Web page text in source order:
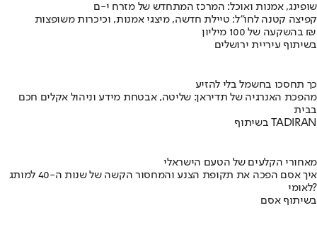
שופינג, אמנות ואוכל: המרכז המתחדש של מזרח י-ם
קפיצה קטנה לחו"ל: טיילת חדשה, מיצגי אמנות, וכיכרות משופצות
בהשקעה של 100 מיליון ₪
בשיתוף עיריית ירושלים
כך תחסכו בחשמל בלי להזיע
מהפכת האנרגיה של תדיראן: שליטה, אבטחת מידע וניהול אקלים חכם
בבית
בשיתוף TADIRAN
מאחורי הקלעים של הטעם הישראלי
איך אסם הפכה את תקופת הצנע והמחסור הקשה של שנות ה-40 למותג
לאומי?
בשיתוף אסם